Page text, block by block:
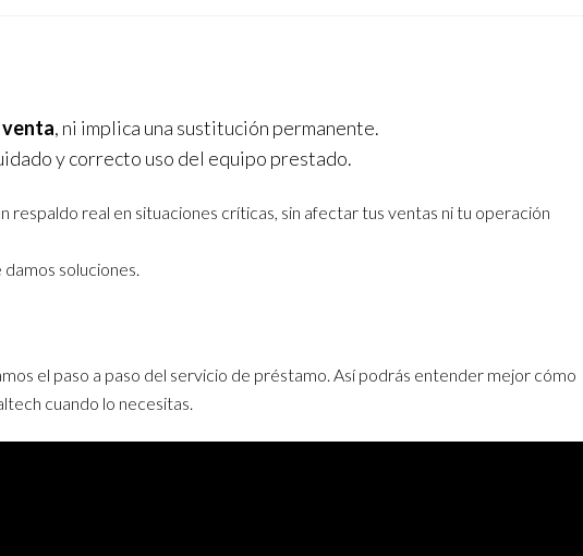
venta, ni implica una sustitución permanente.
y correcto uso del equipo prestado.
respaldo real en situaciones críticas, sin afectar tus ventas ni tu operación
soluciones.
el paso a paso del servicio de préstamo. Así podrás entender mejor cómo
cuando lo necesitas.